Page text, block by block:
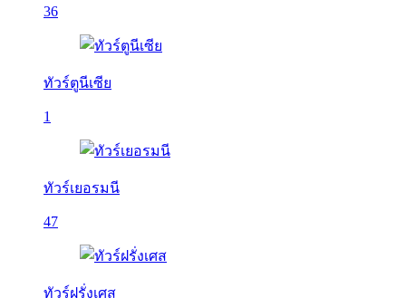
36
ทัวร์ตูนีเซีย
1
ทัวร์เยอรมนี
47
ทัวร์ฝรั่งเศส